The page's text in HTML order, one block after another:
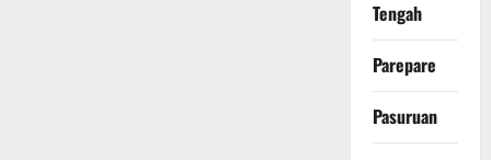
Tengah
Parepare
Pasuruan